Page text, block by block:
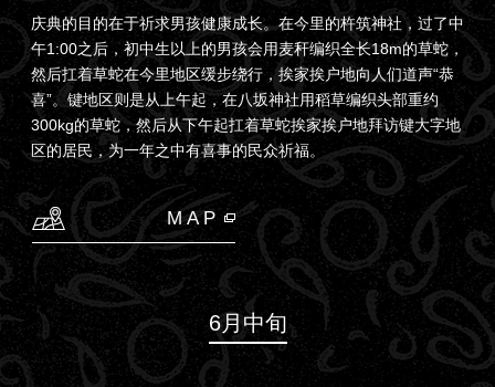
庆典的目的在于祈求男孩健康成长。在今里的杵筑神社，过了中
午1:00之后，初中生以上的男孩会用麦秆编织全长18m的草蛇，
然后扛着草蛇在今里地区缓步绕行，挨家挨户地向人们道声“恭
喜”。键地区则是从上午起，在八坂神社用稻草编织头部重约
300kg的草蛇，然后从下午起扛着草蛇挨家挨户地拜访键大字地
区的居民，为一年之中有喜事的民众祈福。
MAP
6月中旬